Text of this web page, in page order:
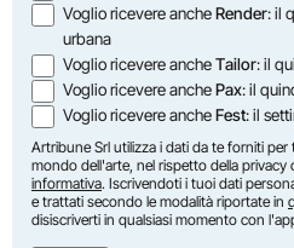
Voglio ricevere ancheRender: il
urbana
Voglio ricevere ancheTailor: il
Voglio ricevere anchePax: il
Voglio ricevere ancheFest: il
Artribune Srl utilizza i dati da te forniti
mondo dell'arte, nel rispetto della privacy
informativa. Iscrivendoti i tuoi dati
e trattati secondo le modalità riportate in
disiscriverti in qualsiasi momento con